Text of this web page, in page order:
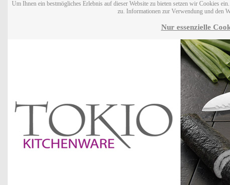
Um Ihnen ein bestmögliches Erlebnis auf dieser Website zu bieten setzen wir Cookies
zu. Informationen zur Verwendung und den
Nur essenzielle